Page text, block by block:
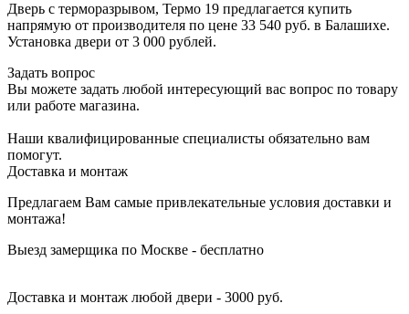
Дверь с терморазрывом, Термо 19 предлагается купить
напрямую от производителя по цене 33 540 руб. в Балашихе.
Установка двери от 3 000 рублей.
Задать вопрос
Вы можете задать любой интересующий вас вопрос по товару
или работе магазина.
Наши квалифицированные специалисты обязательно вам
помогут.
Доставка и монтаж
Предлагаем Вам самые привлекательные условия доставки и
монтажа!
Выезд замерщика по Москве - бесплатно
Доставка и монтаж любой двери - 3000 руб.